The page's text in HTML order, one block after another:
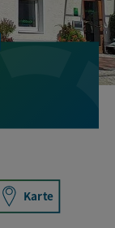
Karte